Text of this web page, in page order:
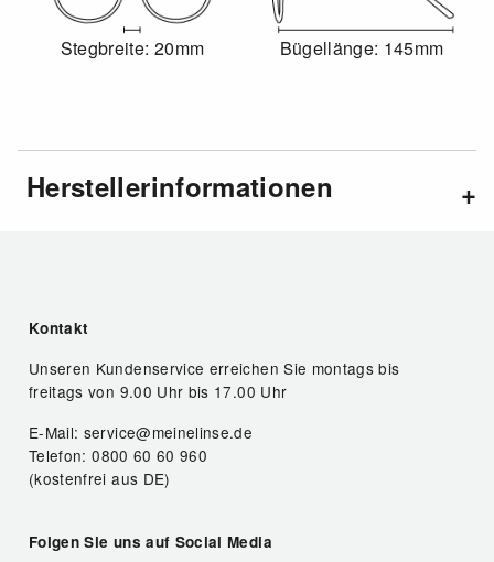
Stegbreite: 20mm Bügellänge: 145mm
Herstellerinformationen
Kontakt
Unseren Kundenservice erreichen Sie montags bis
freitags von 9.00 Uhr bis 17.00 Uhr
E-Mail: service@meinelinse.de
Telefon: 0800 60 60 960
(kostenfrei aus DE)
Folgen Sie uns auf Social Media